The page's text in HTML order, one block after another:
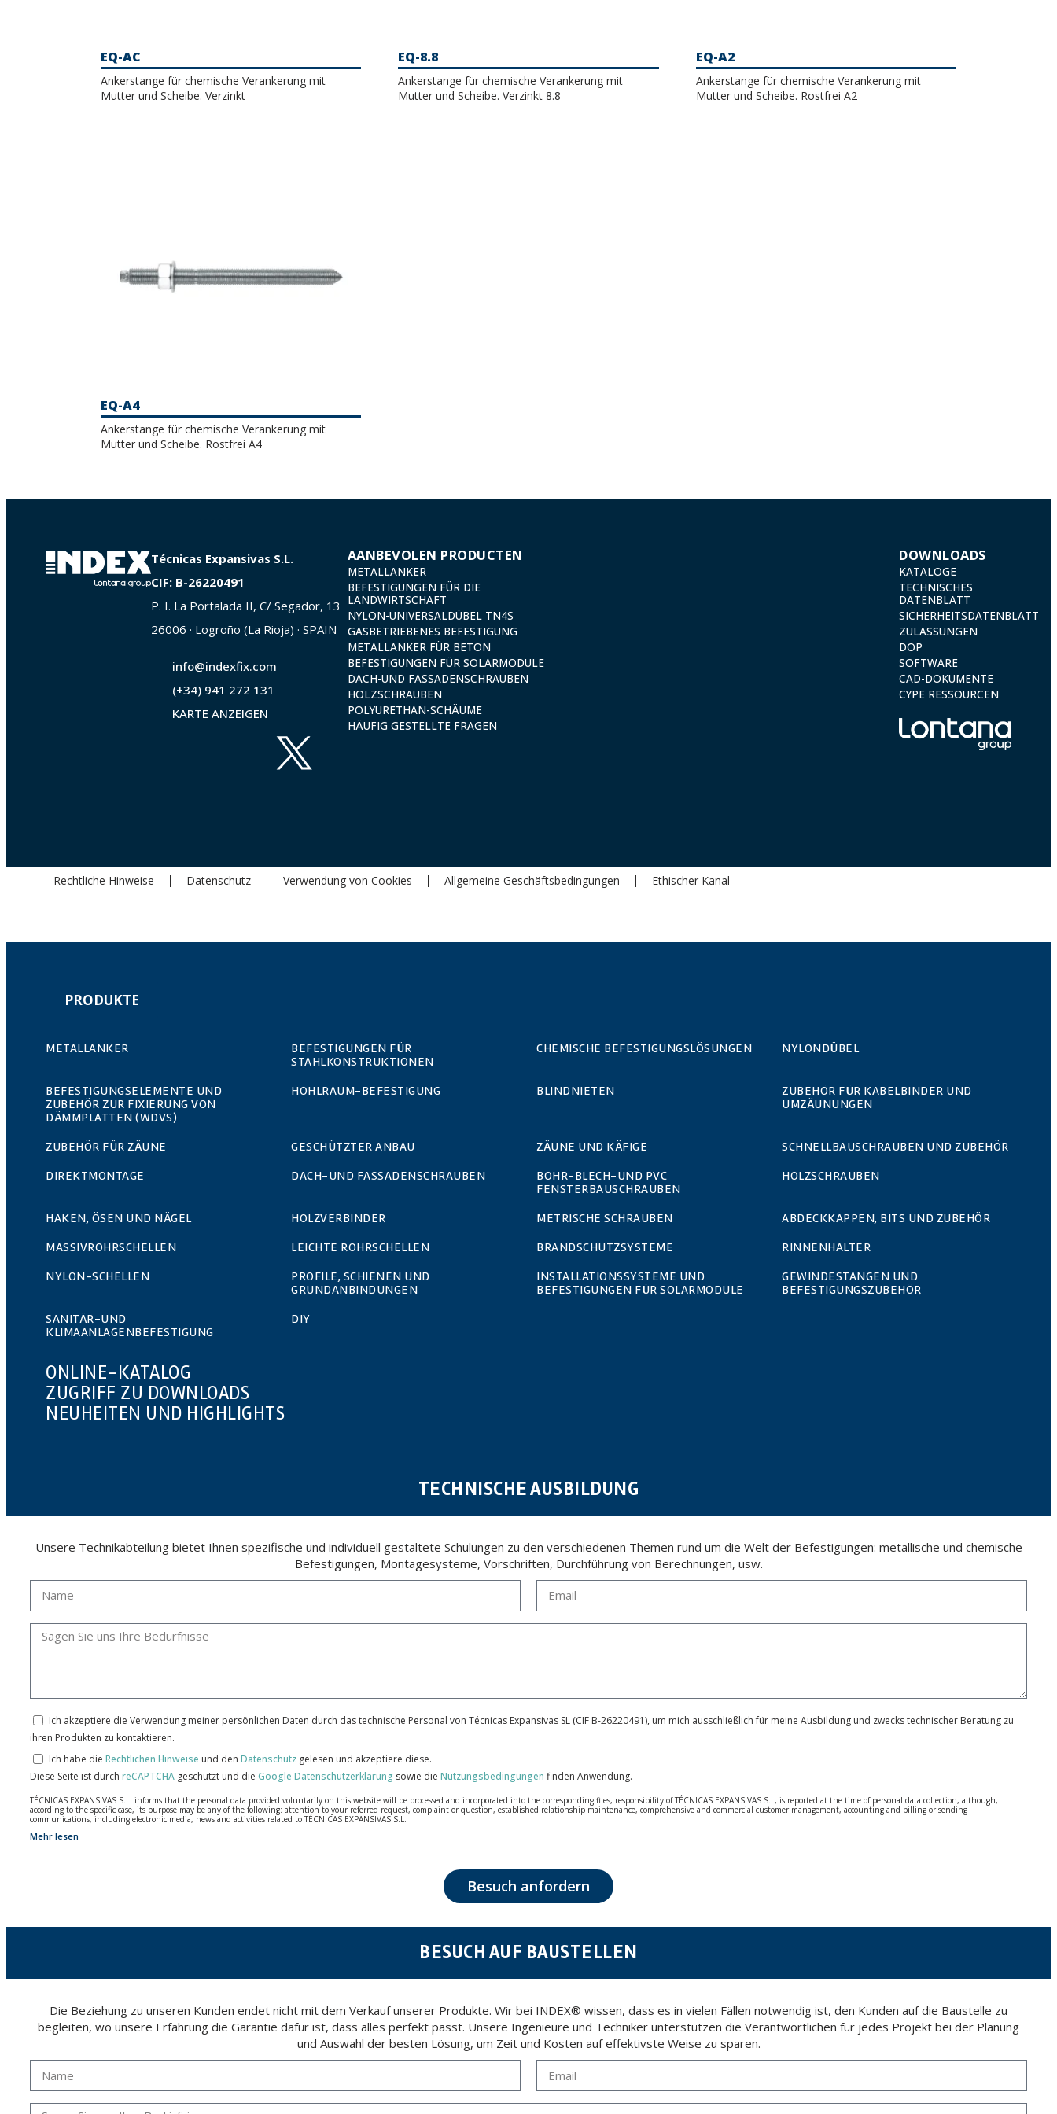
EQ-AC
Ankerstange für chemische Verankerung mit
Mutter und Scheibe. Verzinkt
EQ-8.8
Ankerstange für chemische Verankerung mit
Mutter und Scheibe. Verzinkt 8.8
EQ-A2
Ankerstange für chemische Verankerung mit
Mutter und Scheibe. Rostfrei A2
EQ-A4
Ankerstange für chemische Verankerung mit
Mutter und Scheibe. Rostfrei A4
Técnicas Expansivas S.L.
CIF: B-26220491
P. I. La Portalada II, C/ Segador, 13
26006 · Logroño (La Rioja) · SPAIN
info@indexfix.com
(+34) 941 272 131
KARTE ANZEIGEN
AANBEVOLEN PRODUCTEN
METALLANKER
BEFESTIGUNGEN FÜR DIE
LANDWIRTSCHAFT
NYLON-UNIVERSALDÜBEL TN4S
GASBETRIEBENES BEFESTIGUNG
METALLANKER FÜR BETON
BEFESTIGUNGEN FÜR SOLARMODULE
DACH-UND FASSADENSCHRAUBEN
HOLZSCHRAUBEN
POLYURETHAN-SCHÄUME
HÄUFIG GESTELLTE FRAGEN
DOWNLOADS
KATALOGE
TECHNISCHES
DATENBLATT
SICHERHEITSDATENBLATT
ZULASSUNGEN
DOP
SOFTWARE
CAD-DOKUMENTE
CYPE RESSOURCEN
Rechtliche Hinweise Datenschutz Verwendung von Cookies Allgemeine Geschäftsbedingungen Ethischer Kanal
PRODUKTE
METALLANKER
BEFESTIGUNGEN FÜR
STAHLKONSTRUKTIONEN
CHEMISCHE BEFESTIGUNGSLÖSUNGEN NYLONDÜBEL
BEFESTIGUNGSELEMENTE UND
ZUBEHÖR ZUR FIXIERUNG VON
DÄMMPLATTEN (WDVS)
HOHLRAUM-BEFESTIGUNG BLINDNIETEN
ZUBEHÖR FÜR KABELBINDER UND
UMZÄUNUNGEN
ZUBEHÖR FÜR ZÄUNE GESCHÜTZTER ANBAU ZÄUNE UND KÄFIGE
SCHNELLBAUSCHRAUBEN UND ZUBEHÖR
DIREKTMONTAGE
DACH-UND FASSADENSCHRAUBEN
BOHR-BLECH-UND PVC
FENSTERBAUSCHRAUBEN
HOLZSCHRAUBEN
HAKEN, ÖSEN UND NÄGEL HOLZVERBINDER METRISCHE SCHRAUBEN
ABDECKKAPPEN, BITS UND ZUBEHÖR
MASSIVROHRSCHELLEN
LEICHTE ROHRSCHELLEN BRANDSCHUTZSYSTEME
RINNENHALTER
NYLON-SCHELLEN
PROFILE, SCHIENEN UND
GRUNDANBINDUNGEN
INSTALLATIONSSYSTEME UND
BEFESTIGUNGEN FÜR SOLARMODULE
GEWINDESTANGEN UND
BEFESTIGUNGSZUBEHÖR
SANITÄR-UND
KLIMAANLAGENBEFESTIGUNG
DIY
ONLINE-KATALOG
ZUGRIFF ZU DOWNLOADS
NEUHEITEN UND HIGHLIGHTS
TECHNISCHE AUSBILDUNG
Unsere Technikabteilung bietet Ihnen spezifische und individuell gestaltete Schulungen zu den verschiedenen Themen rund um die Welt der Befestigungen: metallische und chemische
Befestigungen, Montagesysteme, Vorschriften, Durchführung von Berechnungen, usw.
Ich akzeptiere die Verwendung meiner persönlichen Daten durch das technische Personal von Técnicas Expansivas SL (CIF B-26220491), um mich ausschließlich für meine Ausbildung und zwecks technischer Beratung zu
ihren Produkten zu kontaktieren.
Ich habe die Rechtlichen Hinweise und den Datenschutz gelesen und akzeptiere diese.
Diese Seite ist durch reCAPTCHA geschützt und die Google Datenschutzerklärung sowie die Nutzungsbedingungen finden Anwendung.
TÉCNICAS EXPANSIVAS S.L. informs that the personal data provided voluntarily on this website will be processed and incorporated into the corresponding files, responsibility of TÉCNICAS EXPANSIVAS S.L, is reported at the time of personal data collection, although,
according to the specific case, its purpose may be any of the following: attention to your referred request, complaint or question, established relationship maintenance, comprehensive and commercial customer management, accounting and billing or sending
communications, including electronic media, news and activities related to TÉCNICAS EXPANSIVAS S.L.
The data in our files are strictly confidential and shall be treated with the utmost confidentiality and shall comply with all the requirements provided for the General Data Protection Regulation (GDPR) 2016.
The user may at any time exercise their rights of access, rectification, cancellation and opposition under the provisions of the General Data Protection Regulation (GDPR) 2016 by sending a letter together with a photocopy of your ID, to P.I. La Portalada II | c/ Segador 13,
Mehr lesen
Besuch anfordern
BESUCH AUF BAUSTELLEN
Die Beziehung zu unseren Kunden endet nicht mit dem Verkauf unserer Produkte. Wir bei INDEX® wissen, dass es in vielen Fällen notwendig ist, den Kunden auf die Baustelle zu
begleiten, wo unsere Erfahrung die Garantie dafür ist, dass alles perfekt passt. Unsere Ingenieure und Techniker unterstützen die Verantwortlichen für jedes Projekt bei der Planung
und Auswahl der besten Lösung, um Zeit und Kosten auf effektivste Weise zu sparen.